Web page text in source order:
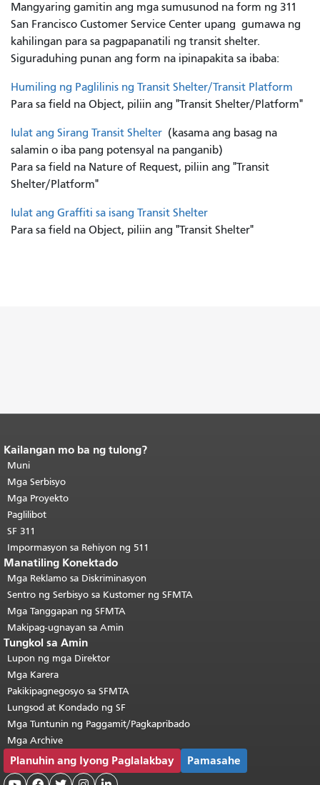
Mangyaring gamitin ang mga sumusunod na form ng 311
San Francisco Customer Service Center upang gumawa ng
kahilingan para sa pagpapanatili ng transit shelter.
Siguraduhing punan ang form na ipinapakita sa ibaba:
Humiling ng Paglilinis ng Transit Shelter/Transit Platform
Para sa field na Object, piliin ang "Transit Shelter/Platform"
Iulat ang Sirang Transit Shelter (kasama ang basag na
salamin o iba pang potensyal na panganib)
Para sa field na Nature of Request, piliin ang "Transit
Shelter/Platform"
Iulat ang Graffiti sa isang Transit Shelter
Para sa field na Object, piliin ang "Transit Shelter"
Katapusan ng nilalaman ng
pahina.
pahinang ito ay nauulit sa bawat
pahina.Bumalik sa itaas ng
pangunahing nilalaman
Kailangan mo ba ng tulong?
Muni
Mga Serbisyo
Mga Proyekto
Paglilibot
SF 311
Impormasyon sa Rehiyon ng 511
Manatiling Konektado
Mga Reklamo sa Diskriminasyon
Sentro ng Serbisyo sa Kustomer ng SFMTA
Mga Tanggapan ng SFMTA
Makipag-ugnayan sa Amin
Tungkol sa Amin
Lupon ng mga Direktor
Mga Karera
Pakikipagnegosyo sa SFMTA
Lungsod at Kondado ng SF
Mga Tuntunin ng Paggamit/Pagkapribado
Mga Archive
Planuhin ang Iyong Paglalakbay Pamasahe